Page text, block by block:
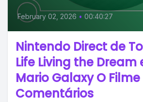
February 02, 2026 • 00:40:27
Nintendo Direct de
Life Living the Dream
Mario Galaxy O
Comentários